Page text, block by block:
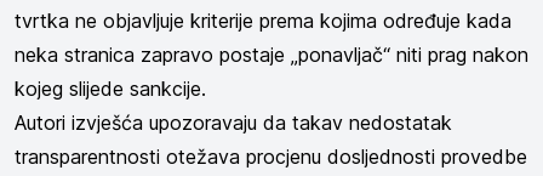
tvrtka ne objavljuje kriterije prema kojima određuje kada
neka stranica zapravo postaje „ponavljač“ niti prag nakon
kojeg slijede sankcije.
Autori izvješća upozoravaju da takav nedostatak
transparentnosti otežava procjenu dosljednosti provedbe